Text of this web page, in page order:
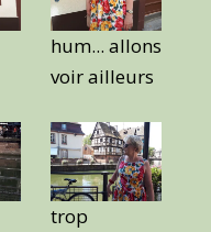
hum... allons
voir ailleurs
trop